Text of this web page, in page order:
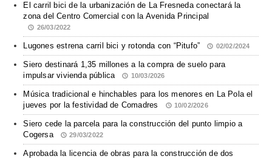
El carril bici de la urbanización de La Fresneda conectará la
zona del Centro Comercial con la Avenida Principal
26/03/2022
Lugones estrena carril bici y rotonda con “Pitufo” 02/02/2024
Siero destinará 1,35 millones a la compra de suelo para
impulsar vivienda pública
10/03/2026
Música tradicional e hinchables para los menores en La Pola el
jueves por la festividad de Comadres
10/02/2026
Siero cede la parcela para la construcción del punto limpio a
Cogersa
29/03/2022
Aprobada la licencia de obras para la construcción de dos